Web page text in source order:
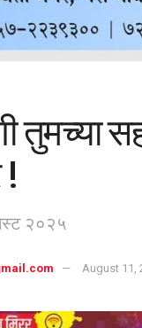
तुमच्या
!
२०२५
August 11,